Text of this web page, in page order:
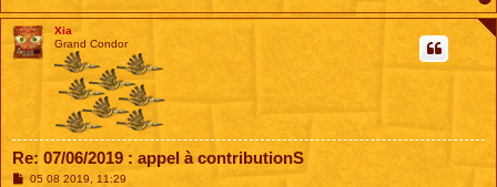
Xia
Grand Condor
Re: 07/06/2019 : appel à contributionS
M05 08 2019, 11:29